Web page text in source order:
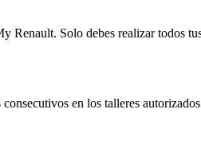
Renault. Solo debes realizar todos
en los talleres